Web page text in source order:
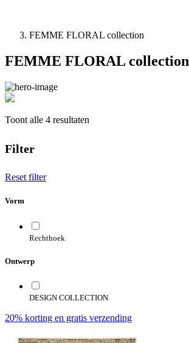
FEMME FLORAL collection
FEMME FLORAL collection
Toont alle 4 resultaten
Filter
Reset filter
Vorm
Rechthoek
Ontwerp
DESIGN COLLECTION
20% korting en gratis verzending